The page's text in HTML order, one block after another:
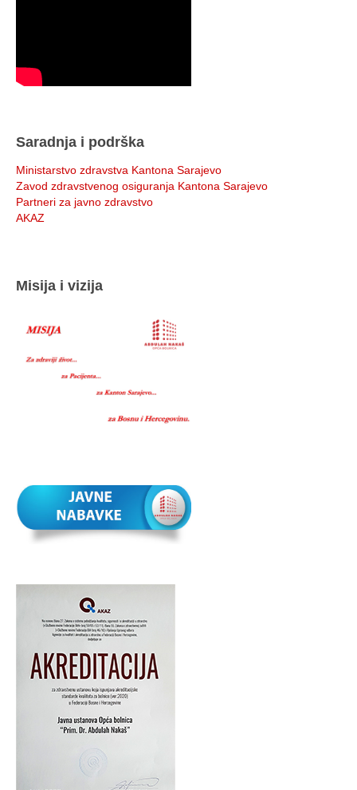
Saradnja i podrška
Ministarstvo zdravstva Kantona Sarajevo
Zavod zdravstvenog osiguranja Kantona Sarajevo
Partneri za javno zdravstvo
AKAZ
Misija i vizija